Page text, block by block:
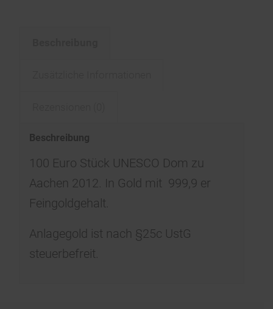
Beschreibung
100 Euro Stück UNESCO Dom zu
Aachen 2012. In Gold mit 999,9 er
Feingoldgehalt.
Anlagegold ist nach §25c UstG
steuerbefreit.